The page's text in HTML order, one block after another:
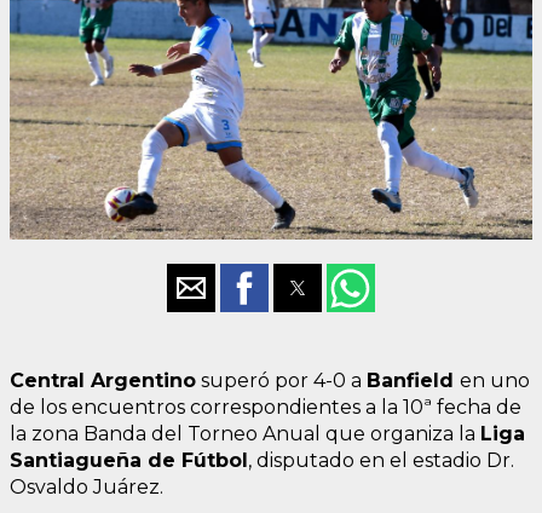
Central Argentino superó por 4-0 a Banfield en uno
de los encuentros correspondientes a la 10ª fecha de
la zona Banda del Torneo Anual que organiza la Liga
Santiagueña de Fútbol, disputado en el estadio Dr.
Osvaldo Juárez.